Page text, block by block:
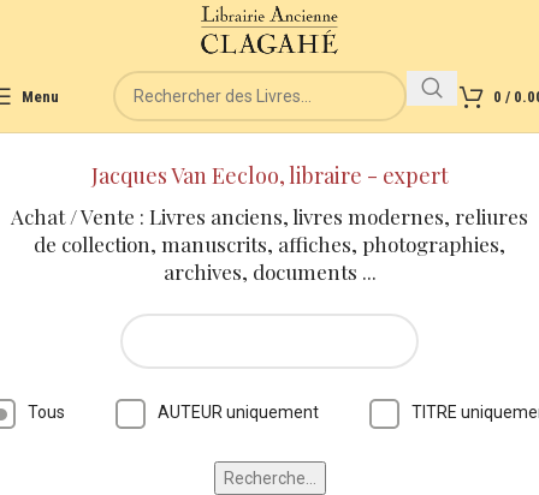
Menu 0 /
Jacques Van Eecloo, libraire - expert
Achat / Vente : Livres anciens, livres modernes, reliures
de collection, manuscrits, affiches, photographies,
archives, documents ...
Tous AUTEUR uniquement TITRE